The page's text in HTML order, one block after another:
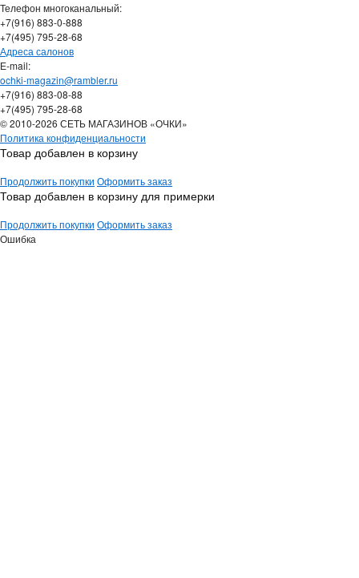
Телефон многоканальный:
+7(916) 883-0-888
+7(495) 795-28-68
Адреса салонов
Е-mail:
ochki-magazin@rambler.ru
+7(916) 883-08-88
+7(495) 795-28-68
© 2010-2026 СЕТЬ МАГАЗИНОВ «ОЧКИ»
Политика конфиденциальности
Товар добавлен в корзину
Продолжить покупки Оформить заказ
Товар добавлен в корзину для примерки
Продолжить покупки Оформить заказ
Ошибка